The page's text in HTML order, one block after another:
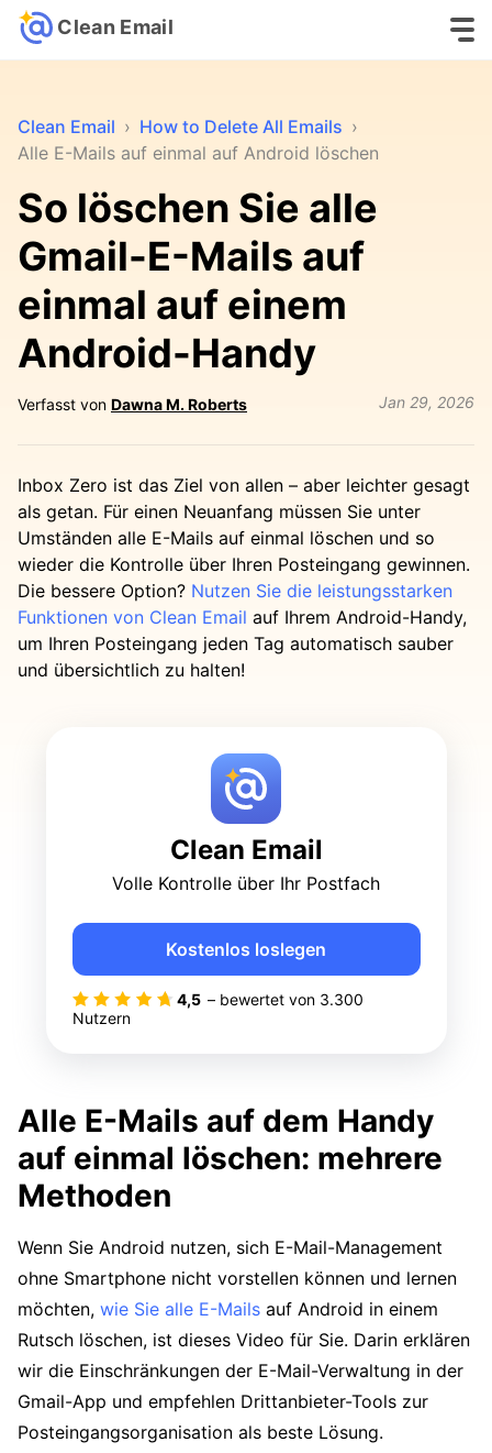
Clean Email
Clean Email › How to Delete All Emails ›
Alle E-Mails auf einmal auf Android löschen
So löschen Sie alle
Gmail-E-Mails auf
einmal auf einem
Android-Handy
Verfasst von Dawna M. Roberts Jan 29, 2026
Inbox Zero ist das Ziel von allen – aber leichter gesagt
als getan. Für einen Neuanfang müssen Sie unter
Umständen alle E-Mails auf einmal löschen und so
wieder die Kontrolle über Ihren Posteingang gewinnen.
Die bessere Option? Nutzen Sie die leistungsstarken
Funktionen von Clean Email auf Ihrem Android-Handy,
um Ihren Posteingang jeden Tag automatisch sauber
und übersichtlich zu halten!
Clean Email
Volle Kontrolle über Ihr Postfach
4,5 – bewertet von 3.300
Nutzern
Kostenlos loslegen
Alle E-Mails auf dem Handy
auf einmal löschen: mehrere
Methoden
Wenn Sie Android nutzen, sich E-Mail-Management
ohne Smartphone nicht vorstellen können und lernen
möchten, wie Sie alle E-Mails auf Android in einem
Rutsch löschen, ist dieses Video für Sie. Darin erklären
wir die Einschränkungen der E-Mail-Verwaltung in der
Gmail-App und empfehlen Drittanbieter-Tools zur
Posteingangsorganisation als beste Lösung.